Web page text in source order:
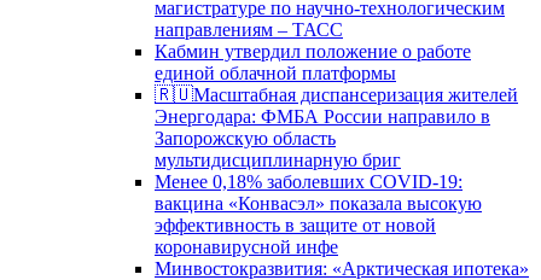
магистратуре по научно-технологическим
направлениям – ТАСС
Кабмин утвердил положение о работе
единой облачной платформы
🇷🇺Масштабная диспансеризация жителей
Энергодара: ФМБА России направило в
Запорожскую область
мультидисциплинарную бриг
Менее 0,18% заболевших COVID-19:
вакцина «Конвасэл» показала высокую
эффективность в защите от новой
коронавирусной инфе
Минвостокразвития: «Арктическая ипотека»